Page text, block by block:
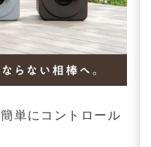
単にコントロール